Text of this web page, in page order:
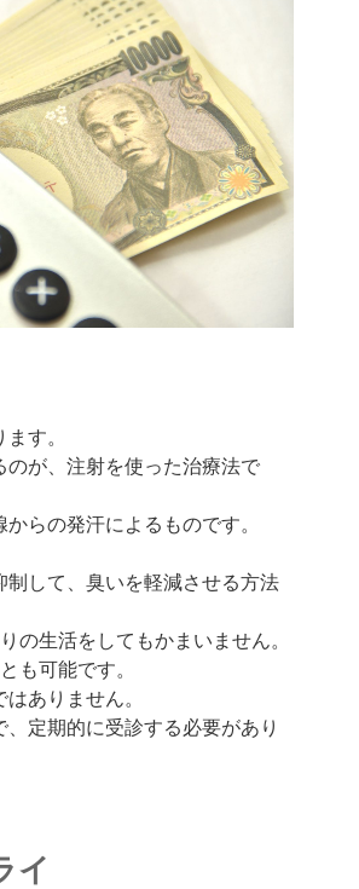
す。
が、注射を使った治療法で
らの発汗によるものです。
して、臭いを軽減させる方法
の生活をしてもかまいません。
も可能です。
ありません。
定期的に受診する必要があり
イ